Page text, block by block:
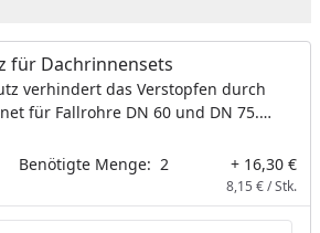
für Dachrinnensets
verhindert das Verstopfen durch
für Fallrohre DN 60 und DN 75.
Benötigte Menge: 2 + 16,30 €
8,15 € / Stk.